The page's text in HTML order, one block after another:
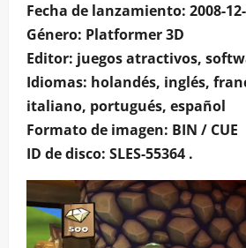
Fecha de lanzamiento: 2008-
Género: Platformer 3D
Editor: juegos atractivos,
Idiomas: holandés, inglés,
italiano, portugués, español
Formato de imagen: BIN / CUE
ID de disco: SLES-55364 .